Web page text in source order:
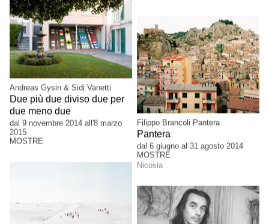
Andreas Gysin & Sidi Vanetti
Due più due diviso due per
due meno due
dal 9 novembre 2014 all'8 marzo
2015
MOSTRE
Filippo Brancoli Pantera
Pantera
dal 6 giugno al 31 agosto 2014
MOSTRE
Nicosia